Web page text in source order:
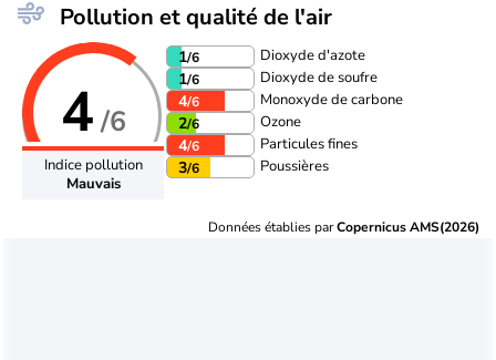
Pollution et qualité de l'air
4/6
Indice pollution
Mauvais
1/6 Dioxyde d'azote
1/6 Dioxyde de soufre
4/6 Monoxyde de carbone
2/6 Ozone
4/6 Particules fines
3/6 Poussières
Données établies parCopernicus AMS(2026)